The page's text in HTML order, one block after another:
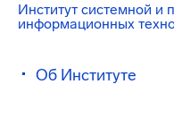
Институт системной
информационных
Об Институте